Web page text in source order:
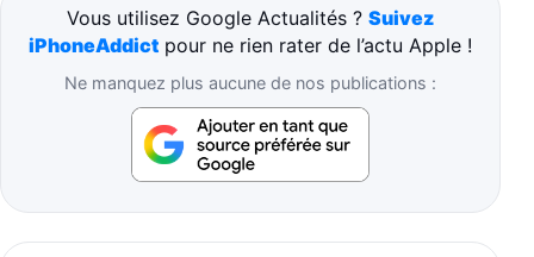
Vous utilisez Google Actualités ? Suivez
iPhoneAddict pour ne rien rater de l’actu Apple !
Ne manquez plus aucune de nos publications :